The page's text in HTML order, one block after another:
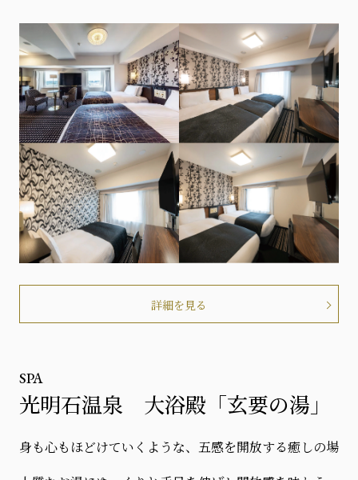
詳細を見る
SPA
光明石温泉 大浴殿「玄要の湯」
身も心もほどけていくような、五感を開放する癒しの場